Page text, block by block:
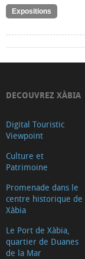
Expositions
DECOUVREZ XÀBIA
Digital Touristic
Viewpoint
Culture et
Patrimoine
Promenade dans le
centre historique de
Xàbia
Le Port de Xàbia,
quartier de Duanes
de la Mar